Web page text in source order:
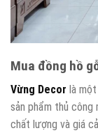
Mua đồng hồ
Vừng Decor là
sản phẩm thủ
chất lượng và giá